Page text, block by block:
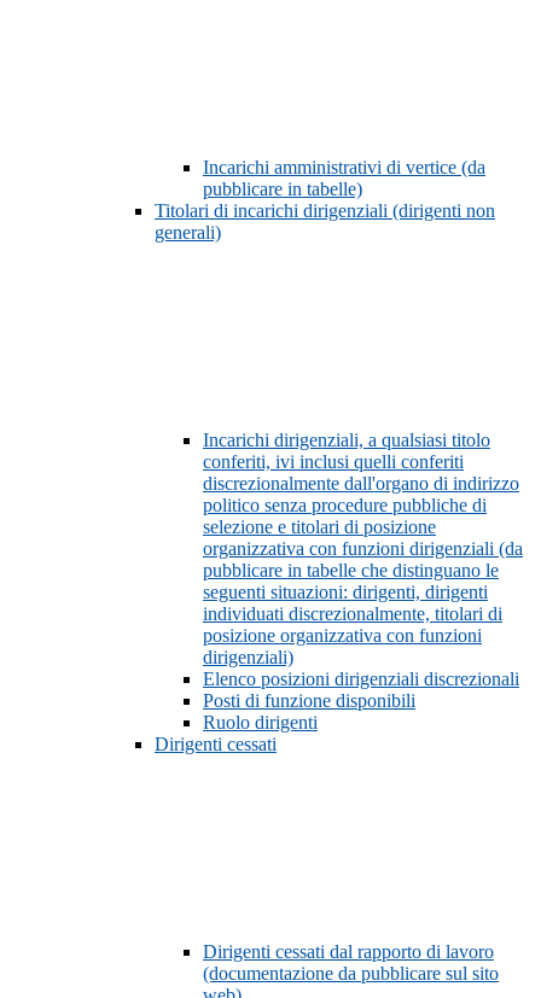
Incarichi amministrativi di vertice (da
pubblicare in tabelle)
Titolari di incarichi dirigenziali (dirigenti non
generali)
Incarichi dirigenziali, a qualsiasi titolo
conferiti, ivi inclusi quelli conferiti
discrezionalmente dall'organo di indirizzo
politico senza procedure pubbliche di
selezione e titolari di posizione
organizzativa con funzioni dirigenziali (da
pubblicare in tabelle che distinguano le
seguenti situazioni: dirigenti, dirigenti
individuati discrezionalmente, titolari di
posizione organizzativa con funzioni
dirigenziali)
Elenco posizioni dirigenziali discrezionali
Posti di funzione disponibili
Ruolo dirigenti
Dirigenti cessati
Dirigenti cessati dal rapporto di lavoro
(documentazione da pubblicare sul sito